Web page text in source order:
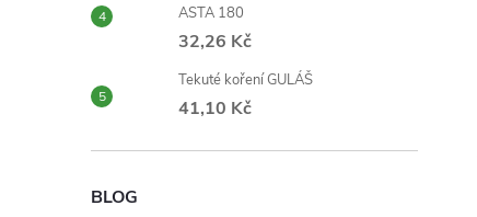
ASTA 180
32,26 Kč
Tekuté koření GULÁŠ
41,10 Kč
BLOG